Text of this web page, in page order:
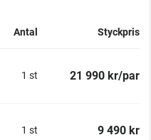
Antal Styckpris
1 st 21 990 kr/par
1 st 9 490 kr